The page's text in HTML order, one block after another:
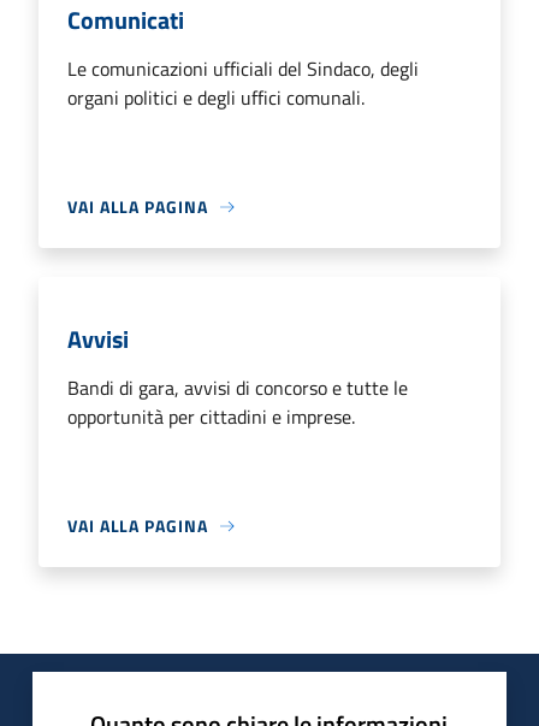
Comunicati
Le comunicazioni ufficiali del Sindaco, degli
organi politici e degli uffici comunali.
VAI ALLA PAGINA
Avvisi
Bandi di gara, avvisi di concorso e tutte le
opportunità per cittadini e imprese.
VAI ALLA PAGINA